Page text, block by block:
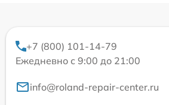
+7 (800) 101-14-79
Ежедневно с 9:00 до 21:00
info@roland-repair-center.ru